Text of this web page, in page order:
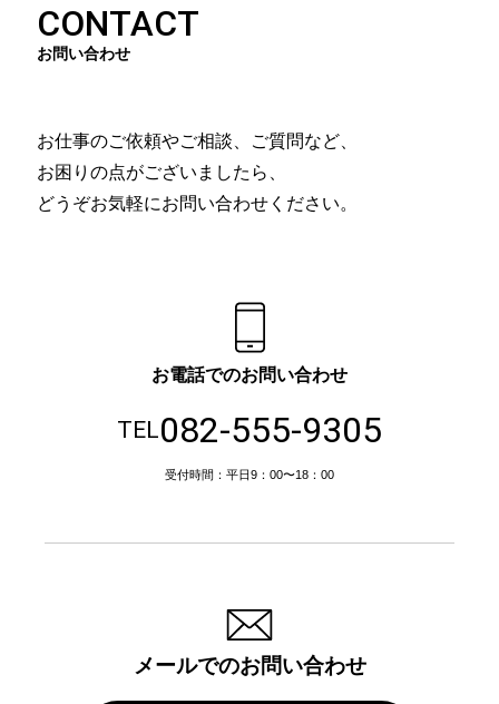
CONTACT
お問い合わせ
お仕事のご依頼やご相談、ご質問など、
お困りの点がございましたら、
どうぞお気軽にお問い合わせください。
お電話でのお問い合わせ
TEL082-555-9305
受付時間：平日9：00〜18：00
メールでのお問い合わせ